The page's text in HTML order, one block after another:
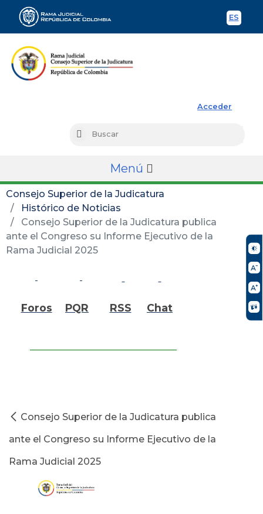
ES
Acceder
Buscar
Menú
Consejo Superior de la Judicatura
Histórico de Noticias
Consejo Superior de la Judicatura publica
ante el Congreso su Informe Ejecutivo de la
Rama Judicial 2025
Foros PQR RSS Chat
Consejo Superior de la Judicatura publica
ante el Congreso su Informe Ejecutivo de la
Rama Judicial 2025